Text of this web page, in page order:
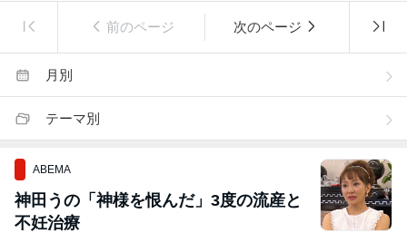
前のページ 次のページ
月別
テーマ別
ABEMA
神田うの「神様を恨んだ」3度の流産と
不妊治療